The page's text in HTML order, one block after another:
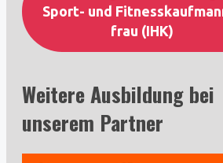
Sport- und
frau (IHK)
Weitere Ausbildung bei
unserem Partner